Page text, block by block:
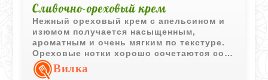
Сливочно-ореховый крем
Нежный ореховый крем с апельсином и
изюмом получается насыщенным,
ароматным и очень мягким по текстуре.
Ореховые нотки хорошо сочетаются со
свежестью цитрусов и легкой сливочной
основой.
Вилка